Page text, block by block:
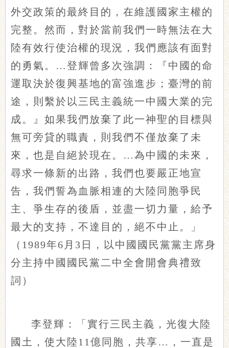
外交政策的最終目的，在維護國家主權的
完整。然而，對於當前我們一時無法在大
陸有效行使治權的現況，我們應該有面對
的勇氣。…登輝曾多次強調：『中國的命
運取決於復興基地的富強進步；臺灣的前
途，則繫於以三民主義統一中國大業的完
成。』如果我們放棄了此一神聖的目標與
無可旁貸的職責，則我們不僅放棄了未
來，也是自絕於現在。…為中國的未來，
尋求一條新的出路，我們也要嚴正地宣
告，我們誓為血脈相連的大陸同胞爭民
主、爭生存的後盾，並盡一切力量，給予
最大的支持，不達目的，絕不中止。」
（1989年6月3日，以中國國民黨黨主席身
分主持中國國民黨二中全會開會典禮致
詞）
李登輝：「實行三民主義，光復大陸
國土，使大陸11億同胞，共享…，一直是